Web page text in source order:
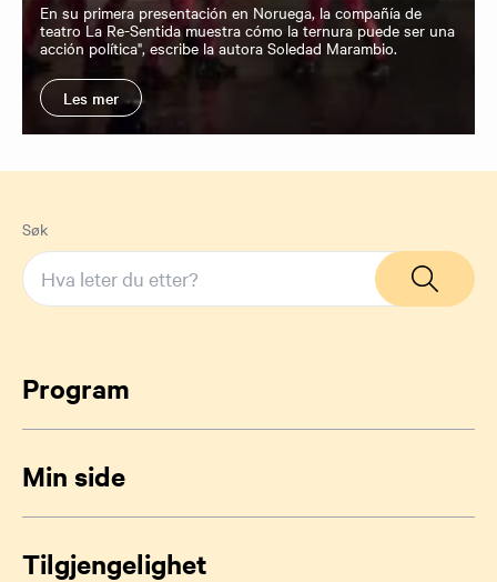
En su primera presentación en Noruega, la compañía de
teatro La Re-Sentida muestra cómo la ternura puede ser una
acción política", escribe la autora Soledad Marambio.
Les mer
Søk
Program
Min side
Tilgjengelighet